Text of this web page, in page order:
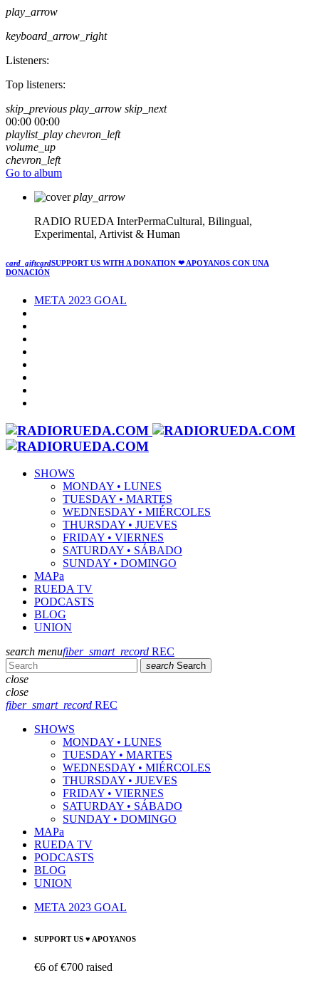
play_arrow
keyboard_arrow_right
Listeners:
Top listeners:
skip_previous play_arrow skip_next
00:00 00:00
playlist_play chevron_left
volume_up
chevron_left
Go to album
play_arrow
RADIO RUEDA InterPermaCultural, Bilingual,
Experimental, Artivist & Human
card_giftcardSUPPORT US WITH A DONATION ❤ APOYANOS CON UNA
DONACIÓN
META 2023 GOAL
SHOWS
MONDAY • LUNES
TUESDAY • MARTES
WEDNESDAY • MIÉRCOLES
THURSDAY • JUEVES
FRIDAY • VIERNES
SATURDAY • SÁBADO
SUNDAY • DOMINGO
MAPa
RUEDA TV
PODCASTS
BLOG
UNION
search menufiber_smart_record REC
search Search
close
close
fiber_smart_record REC
SHOWS
MONDAY • LUNES
TUESDAY • MARTES
WEDNESDAY • MIÉRCOLES
THURSDAY • JUEVES
FRIDAY • VIERNES
SATURDAY • SÁBADO
SUNDAY • DOMINGO
MAPa
RUEDA TV
PODCASTS
BLOG
UNION
META 2023 GOAL
SUPPORT US ♥ APOYANOS
€6 of€700 raised